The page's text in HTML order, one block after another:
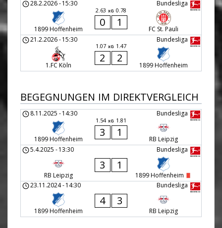
Bundesliga
28.2.2026-15:30
1899 Hoffenheim
2.63 xG 0.78
0 1
FC St. Pauli
Bundesliga
21.2.2026-15:30
1.FC Köln
1.07 xG 1.47
2 2
1899 Hoffenheim
BEGEGNUNGEN IM DIREKTVERGLEICH
Bundesliga
8.11.2025 -14:30
1899 Hoffenheim
1.54 xG 1.81
3 1
RB Leipzig
Bundesliga
5.4.2025 -13:30
RB Leipzig
3 1
1899 Hoffenheim
Bundesliga
23.11.2024-14:30
1899 Hoffenheim
4 3
RB Leipzig